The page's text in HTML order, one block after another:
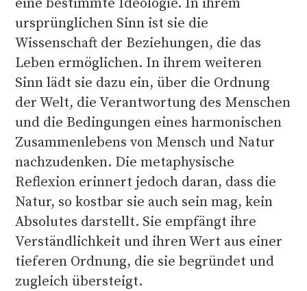
ursprünglichen Sinn ist sie die
Wissenschaft der Beziehungen, die das
Leben ermöglichen. In ihrem weiteren
Sinn lädt sie dazu ein, über die Ordnung
der Welt, die Verantwortung des Menschen
und die Bedingungen eines harmonischen
Zusammenlebens von Mensch und Natur
nachzudenken. Die metaphysische
Reflexion erinnert jedoch daran, dass die
Natur, so kostbar sie auch sein mag, kein
Absolutes darstellt. Sie empfängt ihre
Verständlichkeit und ihren Wert aus einer
tieferen Ordnung, die sie begründet und
zugleich übersteigt.